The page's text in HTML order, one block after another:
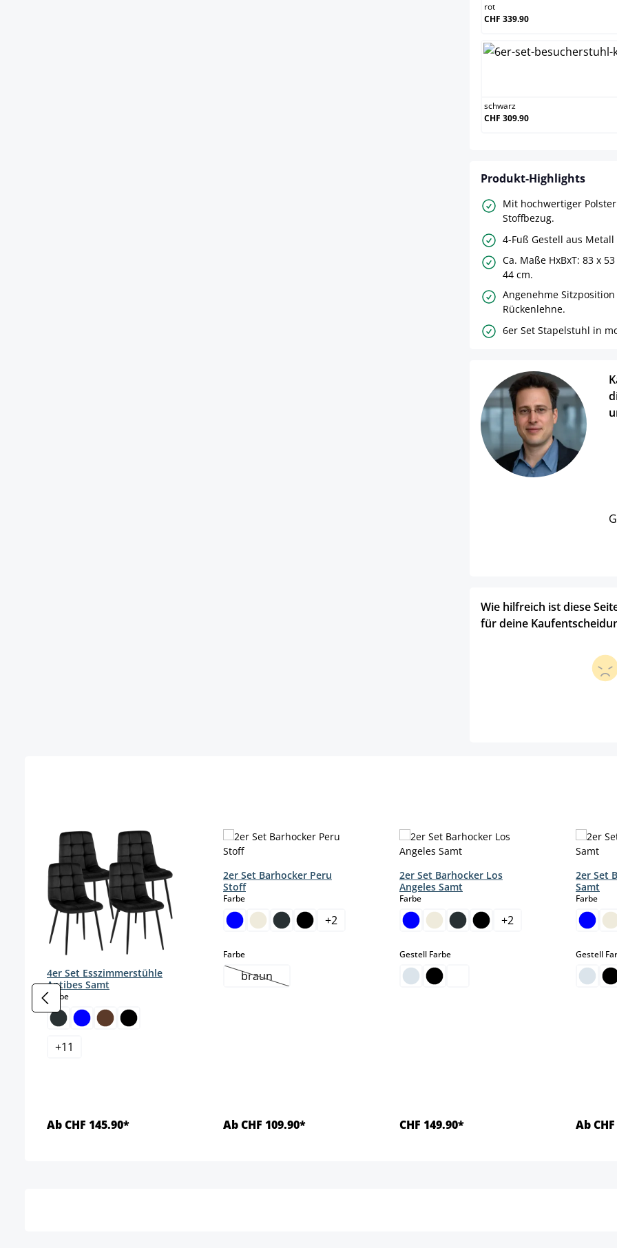
rot
CHF 339.90
schwarz
CHF 309.90
Produkt-Highlights
Mit hochwertiger
Stoffbezug.
4-Fuß Gestell aus
Ca. Maße HxBxT: 83 x
44 cm.
Angenehme
Rückenlehne.
6er Set Stapelstuhl in
Wie hilfreich ist diese
für deine
4er Set Esszimmerstühle
Antibes Samt
Farbeauswählen
+11
Ab CHF 145.90*
2er Set Barhocker Peru
Stoff
Farbeauswählen
+2
Farbeauswählen
braun(Diese Option ist zurzeit nicht verfügbar.)
Ab CHF 109.90*
2er Set Barhocker Los
Angeles Samt
Farbeauswählen
+2
Gestell Farbeauswählen
CHF 149.90*
2er Set
Samt
Farbe
Gestell
Ab